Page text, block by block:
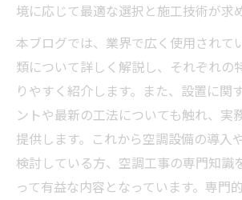
境に応じて最適な選択と施工技術が求
本ブログでは、業界で広く使用されて
類について詳しく解説し、それぞれの
りやすく紹介します。また、設置に関
ントや最新の工法についても触れ、実
提供します。これから空調設備の導入
検討している方、空調工事の専門知識
って有益な内容となっています。専門